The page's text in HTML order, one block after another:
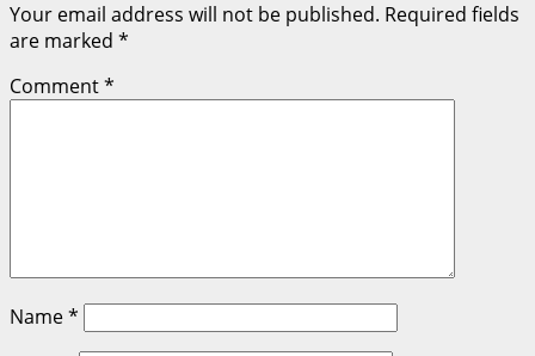
Your email address will not be published. Required fields
are marked *
Comment*
Name*